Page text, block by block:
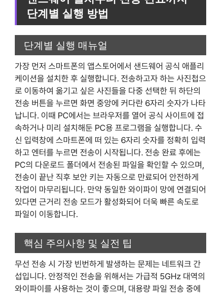
단계별 실행 방법
단계별 실행 매뉴얼
가장 먼저 스마트폰의 앱스토어에서 샌드웨어 공식 애플리
케이션을 설치한 후 실행합니다. 전송하고자 하는 사진첩으
로 이동하여 옮기고 싶은 사진들을 다중 선택한 뒤 하단의
전송 버튼을 누르면 화면 중앙에 커다란 6자리 숫자가 나타
납니다. 이때 PC에서는 브라우저를 열어 공식 사이트에 접
속하거나 미리 설치해둔 PC용 프로그램을 실행합니다. 수
신 입력창에 스마트폰에 떠 있는 6자리 숫자를 정확히 입력
하고 엔터를 누르면 전송이 시작됩니다. 전송 완료 후에는
PC의 다운로드 폴더에서 전송된 파일을 확인할 수 있으며,
전송이 끝난 직후 보안 키는 자동으로 만료되어 안전하게
작업이 마무리됩니다. 만약 동일한 와이파이 망에 연결되어
있다면 근거리 전송 모드가 활성화되어 더욱 빠른 속도로
파일이 이동합니다.
핵심 주의사항 및 실전 팁
무선 전송 시 가장 빈번하게 발생하는 문제는 네트워크 간
섭입니다. 안정적인 전송을 위해서는 가급적 5GHz 대역의
와이파이를 사용하는 것이 좋으며, 대용량 파일 전송 중에